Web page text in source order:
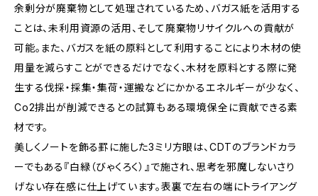
余剰分が廃棄物として処理されているため、バガス紙を活用する
ことは、未利用資源の活用、そして廃棄物リサイクルへの貢献が
可能。また、バガスを紙の原料として利用することにより木材の使
用量を減らすことができるだけでなく、木材を原料とする際に発
生する伐採・採集・集荷・運搬などにかかるエネルギーが少なく、
Co2排出が削減できるとの試算もある環境保全に貢献できる素
材です。
美しくノートを飾る罫に施した3ミリ方眼は、CDTのブランドカラ
ーでもある『白緑（びゃくろく）』で施され、思考を邪魔しないさり
げない存在感に仕上げています。表裏で左右の端にトライアング